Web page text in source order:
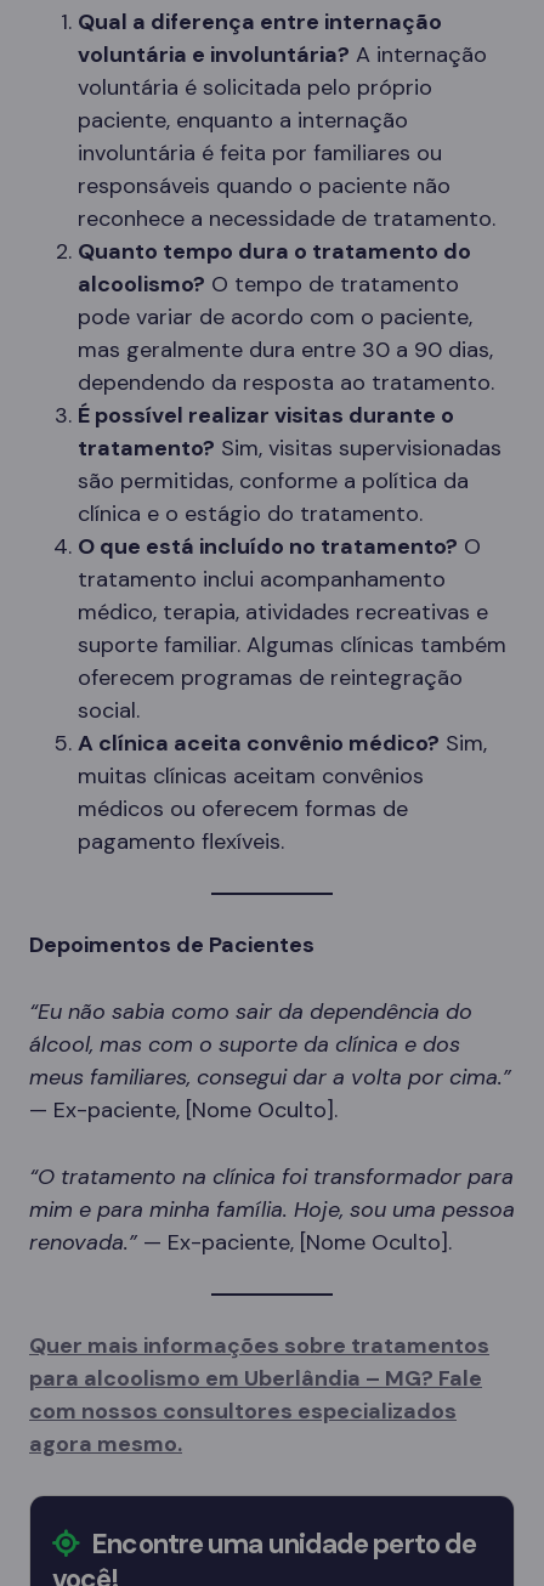
Qual a diferença entre internação
voluntária e involuntária? A internação
voluntária é solicitada pelo próprio
paciente, enquanto a internação
involuntária é feita por familiares ou
responsáveis quando o paciente não
reconhece a necessidade de tratamento.
Quanto tempo dura o tratamento do
alcoolismo? O tempo de tratamento
pode variar de acordo com o paciente,
mas geralmente dura entre 30 a 90 dias,
dependendo da resposta ao tratamento.
É possível realizar visitas durante o
tratamento? Sim, visitas supervisionadas
são permitidas, conforme a política da
clínica e o estágio do tratamento.
O que está incluído no tratamento? O
tratamento inclui acompanhamento
médico, terapia, atividades recreativas e
suporte familiar. Algumas clínicas também
oferecem programas de reintegração
social.
A clínica aceita convênio médico? Sim,
muitas clínicas aceitam convênios
médicos ou oferecem formas de
pagamento flexíveis.
Depoimentos de Pacientes
“Eu não sabia como sair da dependência do
álcool, mas com o suporte da clínica e dos
meus familiares, consegui dar a volta por cima.”
— Ex-paciente, [Nome Oculto].
“O tratamento na clínica foi transformador para
mim e para minha família. Hoje, sou uma pessoa
renovada.” — Ex-paciente, [Nome Oculto].
Quer mais informações sobre tratamentos
para alcoolismo em Uberlândia – MG? Fale
com nossos consultores especializados
agora mesmo.
Encontre uma unidade perto de